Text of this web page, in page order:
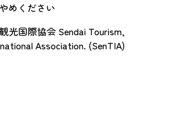
めください
光国際協会 Sendai Tourism,
Association. (SenTIA)